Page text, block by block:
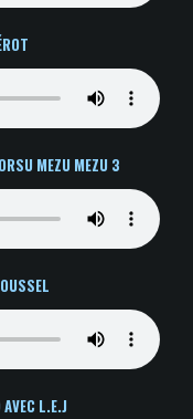
MEZU MEZU 3
L.E.J